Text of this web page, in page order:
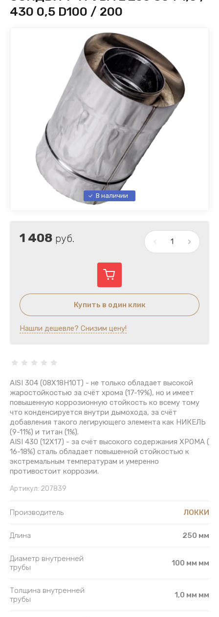
430 0,5 D100 / 200
В наличии
1 408 руб.
Купить в один клик
Нашли дешевле? Снизим цену!
AISI 304 (08Х18Н10Т) - не только обладает высокой
жаростойкостью за счёт хрома (17-19%), но и имеет
повышенную коррозионную стойкость ко всему тому
что конденсируется внутри дымохода, за счёт
добавления такого легирующего элемента как НИКЕЛЬ
(9-11%) и титан (1%).
AISI 430 (12Х17) - за счёт высокого содержания ХРОМА (
16-18%) сталь обладает повышенной стойкостью к
экстремальным температурам и умеренно
противостоит коррозии.
Артикул: 207839
Производитель ЛОККИ
Длина 250 мм
Диаметр внутренней
трубы
100 мм мм
Толщина внутренней
трубы
1,0 мм мм